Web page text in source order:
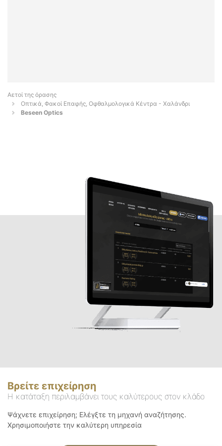
Αετοί της όρασης
Οπτικά, Φακοί Επαφής, Οφθαλμολογικά Κέντρα - Χαλάνδρι
Beseen Optics
Βρείτε επιχείρηση
Η κατάταξη περιλαμβάνει τους καλύτερους στον κλάδο
Ψάχνετε επιχείρηση; Ελέγξτε τη μηχανή αναζήτησης.
Χρησιμοποιήστε την καλύτερη υπηρεσία